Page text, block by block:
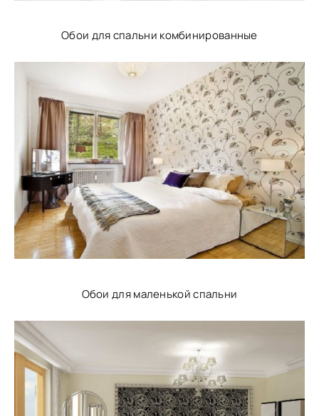
Обои для спальни комбинированные
Обои для маленькой спальни